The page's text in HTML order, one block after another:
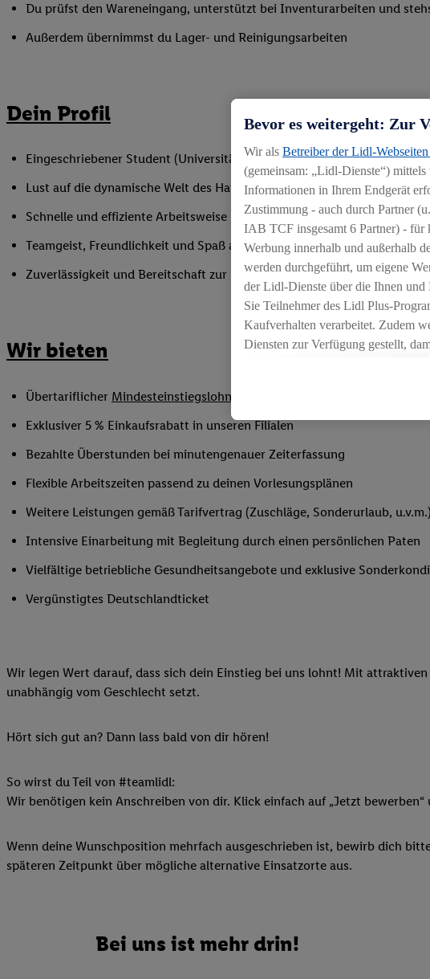
Du prüfst den Wareneingang, unterstützt bei Inventurarbeiten und
Außerdem übernimmst du Lager- und Reinigungsarbeiten
Dein Profil
Eingeschriebener Student (Universität oder Hochschule)
Lust auf die dynamische Welt des Handels
Schnelle und effiziente Arbeitsweise
Teamgeist, Freundlichkeit und Spaß am Umgang mit Menschen
Zuverlässigkeit und Bereitschaft zur Unterstützung in flexiblen
Wir bieten
Übertariflicher Mindesteinstiegslohn
Exklusiver 5 % Einkaufsrabatt in unseren Filialen
Bezahlte Überstunden bei minutengenauer Zeiterfassung
Flexible Arbeitszeiten passend zu deinen Vorlesungsplänen
Weitere Leistungen gemäß Tarifvertrag (Zuschläge, Sonderurlaub, u.v.m.)
Intensive Einarbeitung mit Begleitung durch einen persönlichen Paten
Vielfältige betriebliche Gesundheitsangebote und exklusive
Vergünstigtes Deutschlandticket
Wir legen Wert darauf, dass sich dein Einstieg bei uns lohnt! Mit
unabhängig vom Geschlecht setzt.
Hört sich gut an? Dann lass bald von dir hören!
So wirst du Teil von #teamlidl:
Wir benötigen kein Anschreiben von dir. Klick einfach auf „Jetzt
Wenn deine Wunschposition mehrfach ausgeschrieben ist, bewirb dich
späteren Zeitpunkt über mögliche alternative Einsatzorte aus.
Bei uns ist mehr drin!
Bevor es weitergeht: Zur
Wir als Betreiber der Lidl-
(gemeinsam: „Lidl-Dienste“)
Informationen in Ihrem Endgerät
Zustimmung - auch durch Partner
IAB TCF insgesamt 6 Partner) - für
Werbung innerhalb und außerhalb
werden durchgeführt, um eigene
der Lidl-Dienste über die Ihnen und
Sie Teilnehmer des Lidl Plus-
Kaufverhalten verarbeitet. Zudem
Diensten zur Verfügung gestellt,
Die Erstellung personalisierter
angereicherten Profilen. Dies
Ihr Kaufverhalten in den Lidl-
Speichern von und/ oder dem
(sogenannten Segmenten). Im
zur technischen Sicherung und
Sofern Sie hier Ihre Zustimmung
in gemeinsamer Verantwortlichkeit
Zudem erlauben Sie uns, der Utiq
Adresse und einer Kundenkonto-
können Ihre Einwilligung speziell
(„consenthub“)oder über
Marketing“ am unteren Ende
sämtlicher genannten Partner zu.